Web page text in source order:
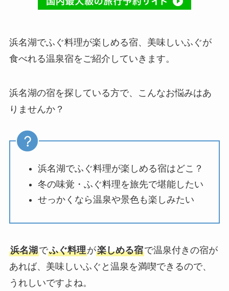
浜名湖でふぐ料理が楽しめる宿、美味しいふぐが
食べれる温泉宿をご紹介していきます。
浜名湖の宿を探している方で、こんなお悩みはあ
りませんか？
浜名湖でふぐ料理が楽しめる宿はどこ？
冬の味覚・ふぐ料理を旅先で堪能したい
せっかくなら温泉や景色も楽しみたい
浜名湖でふぐ料理が楽しめる宿で温泉付きの宿が
あれば、美味しいふぐと温泉を満喫できるので、
うれしいですよね。